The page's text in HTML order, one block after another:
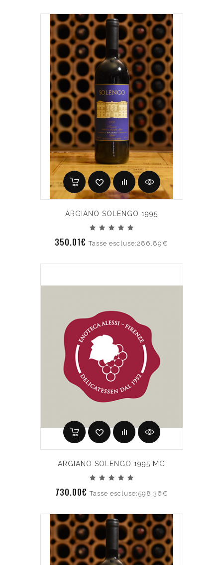
ARGIANO SOLENGO 1995
350.01€Tasse escluse:286.89€
ARGIANO SOLENGO 1995 MG
730.00€Tasse escluse:598.36€